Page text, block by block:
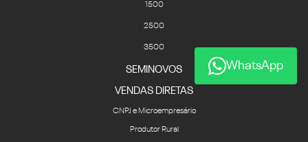
1500
2500
3500
SEMINOVOS
VENDAS DIRETAS
CNPJ e Microempresário
Produtor Rural
WhatsApp